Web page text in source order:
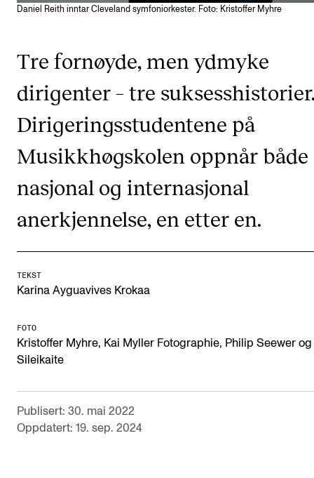
CREMAH
Prosjekter
Publikasjoner
INTERNASJONALT
Utveksling
Internasjonal strategi
Samarbeidsprosjekter
Nyheter og historier
INFO
Daniel Reith inntar Cleveland symfoniorkester. Foto: Kristoffer Myhre
Tre fornøyde, men ydmyke
dirigenter – tre
Dirigeringsstudentene på
Musikkhøgskolen oppnår både
nasjonal og internasjonal
anerkjennelse, en etter en.
TEKST
Karina Ayguavives Krokaa
FOTO
Kristoffer Myhre, Kai Myller Fotographie, Philip Seewer
Sileikaite
Publisert: 30. mai 2022
Oppdatert: 19. sep. 2024